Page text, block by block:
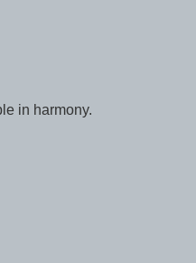
in harmony.